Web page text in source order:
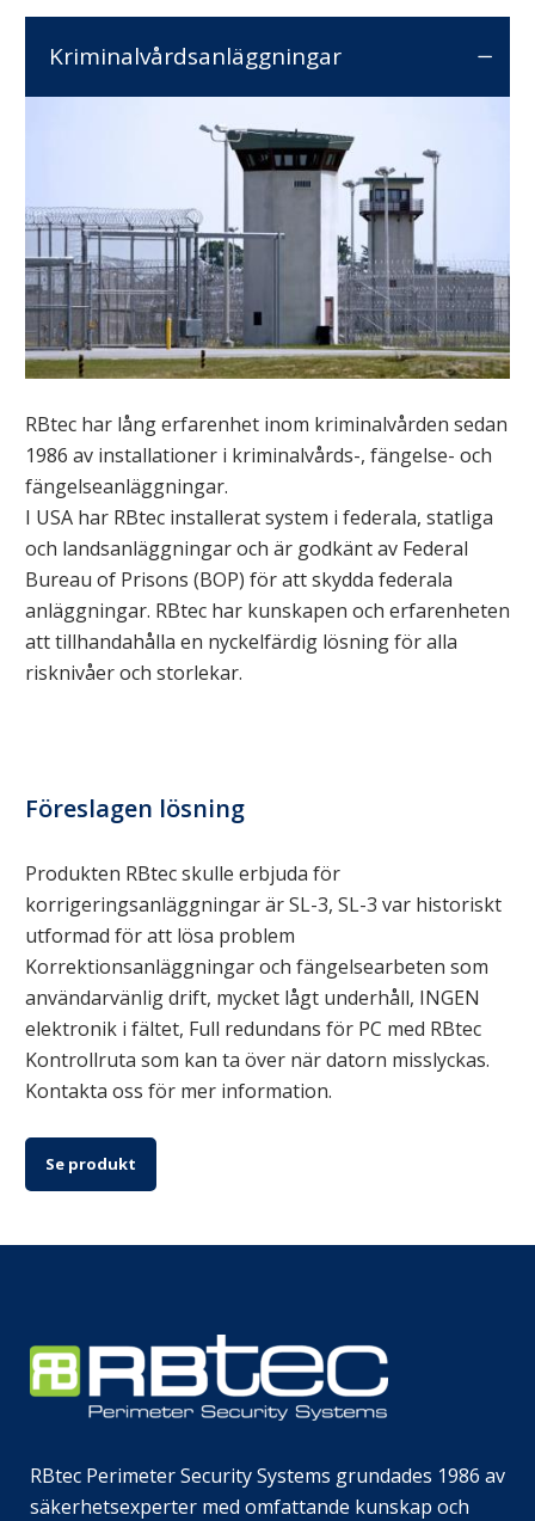
Kriminalvårdsanläggningar
RBtec har lång erfarenhet inom kriminalvården sedan
1986 av installationer i kriminalvårds-, fängelse- och
fängelseanläggningar.
I USA har RBtec installerat system i federala, statliga
och landsanläggningar och är godkänt av Federal
Bureau of Prisons (BOP) för att skydda federala
anläggningar. RBtec har kunskapen och erfarenheten
att tillhandahålla en nyckelfärdig lösning för alla
risknivåer och storlekar.
Föreslagen lösning
Produkten RBtec skulle erbjuda för
korrigeringsanläggningar är SL-3, SL-3 var historiskt
utformad för att lösa problem
Korrektionsanläggningar och fängelsearbeten som
användarvänlig drift, mycket lågt underhåll, INGEN
elektronik i fältet, Full redundans för PC med RBtec
Kontrollruta som kan ta över när datorn misslyckas.
Kontakta oss för mer information.
Se produkt
RBtec Perimeter Security Systems grundades 1986 av
säkerhetsexperter med omfattande kunskap och